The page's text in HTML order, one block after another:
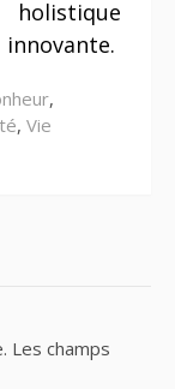
holistique
innovante.
,
, Vie
Les champs